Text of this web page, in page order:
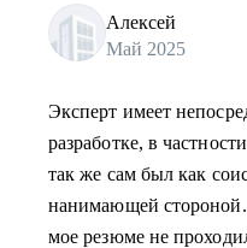
Алексей
Май 2025
Эксперт имеет
разработке, в
так же сам был как
нанимающей
мое резюме не